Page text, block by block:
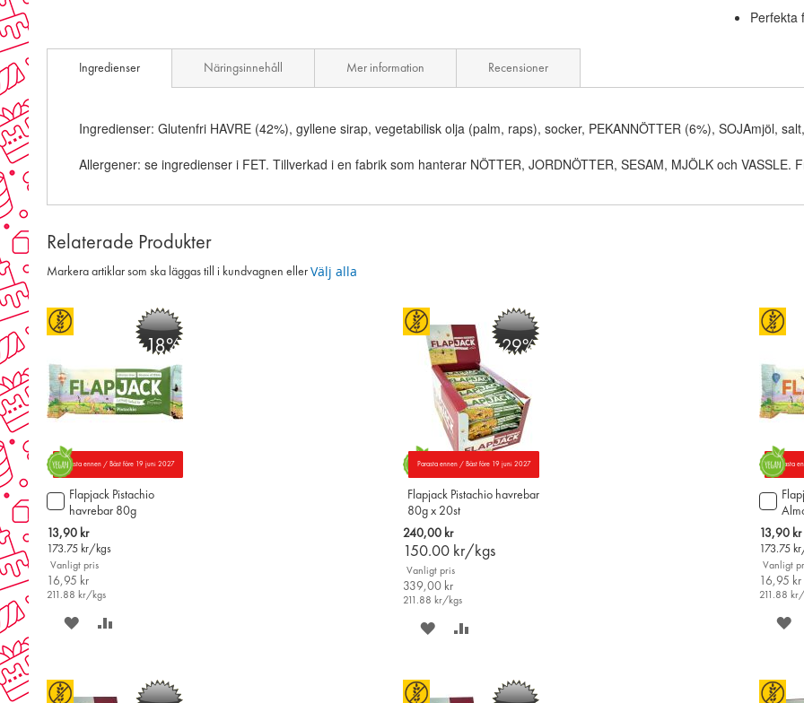
Perfekta
Ingredienser
Ingredienser: Glutenfri HAVRE (42%), gyllene sirap, vegetabilisk olja (palm, raps), socker, PEKANNÖTTER (6%), SOJAmjöl,
Allergener: se ingredienser i FET. Tillverkad i en fabrik som hanterar NÖTTER, JORDNÖTTER, SESAM, MJÖLK och VASSLE.
Näringsinnehåll Mer information Recensioner
Relaterade Produkter
Markera artiklar som ska läggas till i kundvagnen eller Välj alla
-18%
Parasta ennen / Bäst före 19 juni 2027
Flapjack Pistachio
havrebar 80g
Special
Price
13,90 kr
173.75 kr/kgs
Vanligt pris
16,95 kr
211.88 kr/kgs
Lägg
till
i
varukorgen
SPARA
ÖNSKELISTAN
JÄMFÖR
Parasta ennen / Bäst före 19 juni 2027
-29%
Flapjack Pistachio havrebar
80g x 20st
240,00 kr
150.00 kr/kgs
Vanligt pris
339,00 kr
211.88 kr/kgs
SPARA
ÖNSKELISTAN
JÄMFÖR
Parasta
Special
Price
13,90 kr
173.75
Vanligt
16,95 kr
211.88
Lägg
till
i